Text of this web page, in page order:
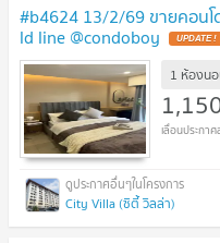
#b4624 13/2/69 ขายคอน
ld line @condoboy UPDATE !
1 ห้องน
City Villa (ซิตี้ วิลล่า)